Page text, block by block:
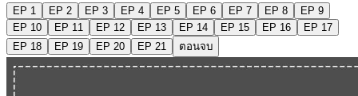
EP 1 EP 2 EP 3 EP 4 EP 5 EP 6 EP 7 EP 8
EP 9
EP 10
EP 11 EP 12 EP 13 EP 14 EP 15 EP 16
EP 17
EP 18
EP 19 EP 20 EP 21 ตอนจบ